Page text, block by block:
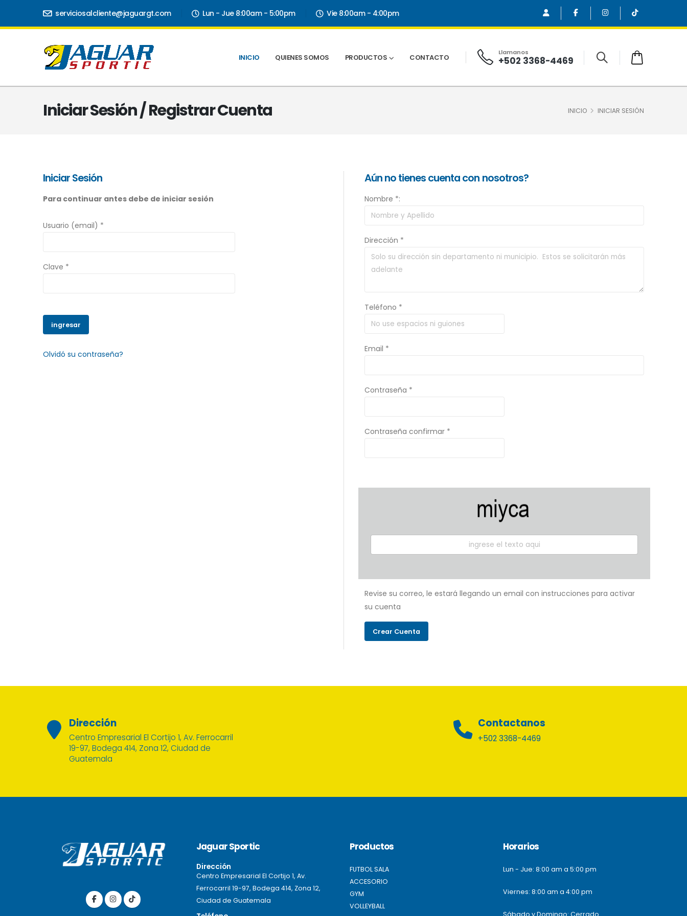
serviciosalcliente@jaguargt.com Lun - Jue 8:00am - 5:00pm Vie 8:00am - 4:00pm
INICIO QUIENES SOMOS PRODUCTOS CONTACTO
Llamanos
+502 3368-4469
Iniciar Sesión / Registrar Cuenta INICIO INICIAR SESIÓN
Iniciar Sesión
Para continuar antes debe de iniciar sesión
Usuario (email) *
Clave *
Olvidó su contraseña?
Aún no tienes cuenta con nosotros?
Nombre *:
Dirección *
Teléfono *
Email *
Contraseña *
Contraseña confirmar *
Revise su correo, le estará llegando un email con instrucciones para activar
su cuenta
Dirección
Centro Empresarial El Cortijo 1, Av. Ferrocarril
19-97, Bodega 414, Zona 12, Ciudad de
Guatemala
Contactanos
+502 3368-4469
Jaguar Sportic
Dirección
Centro Empresarial El Cortijo 1, Av.
Ferrocarril 19-97, Bodega 414, Zona 12,
Ciudad de Guatemala
Productos
FUTBOL SALA
ACCESORIO
GYM
VOLLEYBALL
Horarios
Lun - Jue: 8:00 am a 5:00 pm
Viernes: 8:00 am a 4:00 pm
Sábado y Domingo: Cerrado